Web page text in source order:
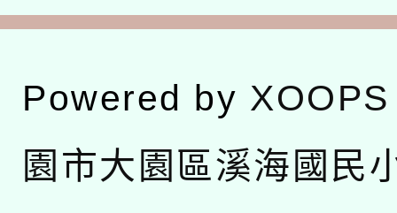
Powered by XOOPS
園市大園區溪海國民